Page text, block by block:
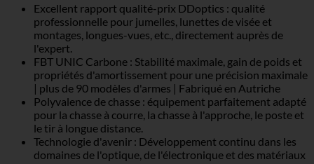
Excellent rapport qualité-prix DDoptics : qualité
professionnelle pour jumelles, lunettes de visée et
montages, longues-vues, etc., directement auprès de
l'expert.
FBT UNIC Carbone : Stabilité maximale, gain de poids et
propriétés d'amortissement pour une précision maximale
| plus de 90 modèles d'armes | Fabriqué en Autriche
Polyvalence de chasse : équipement parfaitement adapté
pour la chasse à courre, la chasse à l'approche, le poste et
le tir à longue distance.
Technologie d'avenir : Développement continu dans les
domaines de l'optique, de l'électronique et des matériaux